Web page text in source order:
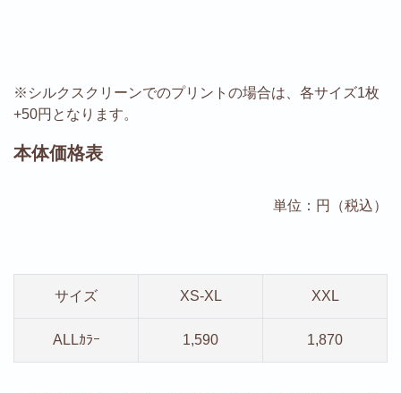
※シルクスクリーンでのプリントの場合は、各サイズ1枚
+50円となります。
本体価格表
単位：円（税込）
サイズ XS-XL XXL
ALLｶﾗｰ 1,590 1,870